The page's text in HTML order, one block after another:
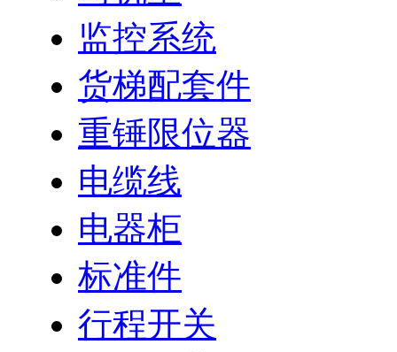
监控系统
货梯配套件
重锤限位器
电缆线
电器柜
标准件
行程开关